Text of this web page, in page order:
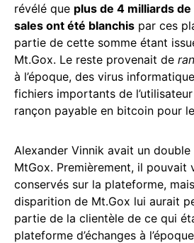
révélé que plus de 4 milliards
sales ont été blanchis par ces
partie de cette somme étant
Mt.Gox. Le reste provenait de
à l’époque, des virus
fichiers importants de
rançon payable en bitcoin pour
Alexander Vinnik avait un
MtGox. Premièrement, il pouvait
conservés sur la plateforme,
disparition de Mt.Gox lui aurait
partie de la clientèle de ce qui
plateforme d’échanges à